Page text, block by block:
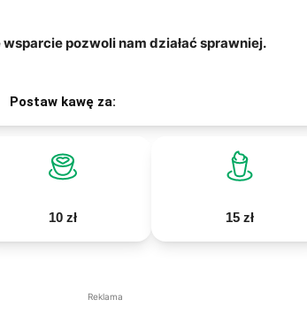
pozwoli nam działać sprawniej.
Postaw kawę za:
10 zł 15 zł
Reklama